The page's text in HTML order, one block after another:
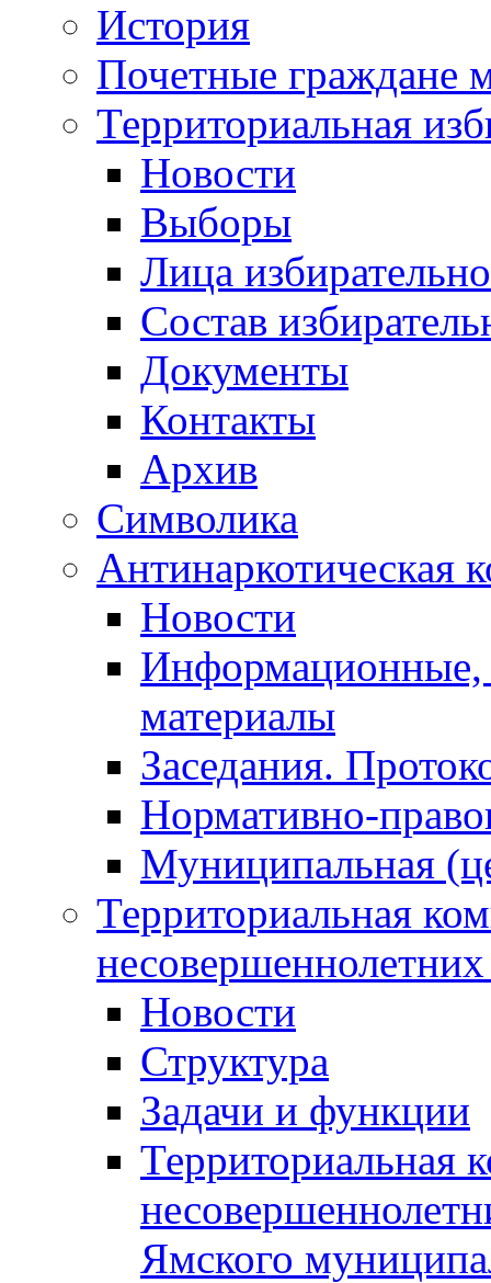
История
Почетные граждане
Территориальная
Новости
Выборы
Лица
Состав
Документы
Контакты
Архив
Символика
Антинаркотическая
Новости
Информационные,
материалы
Заседания.
Нормативно-
Муниципальная
Территориальная
Новости
Структура
Задачи и функции
Территориальная
Ямского